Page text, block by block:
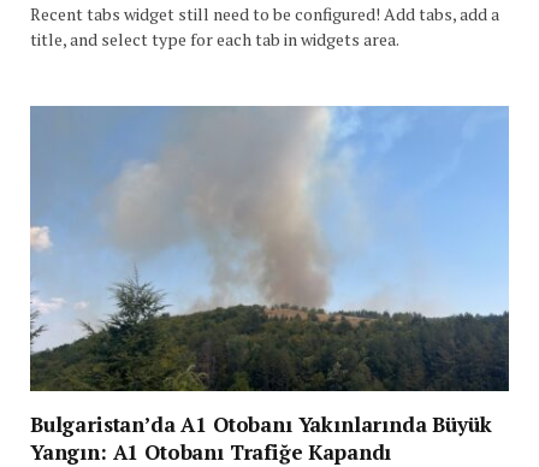
Recent tabs widget still need to be configured! Add tabs, add a
title, and select type for each tab in widgets area.
Bulgaristan’da A1 Otobanı Yakınlarında Büyük
Yangın: A1 Otobanı Trafiğe Kapandı